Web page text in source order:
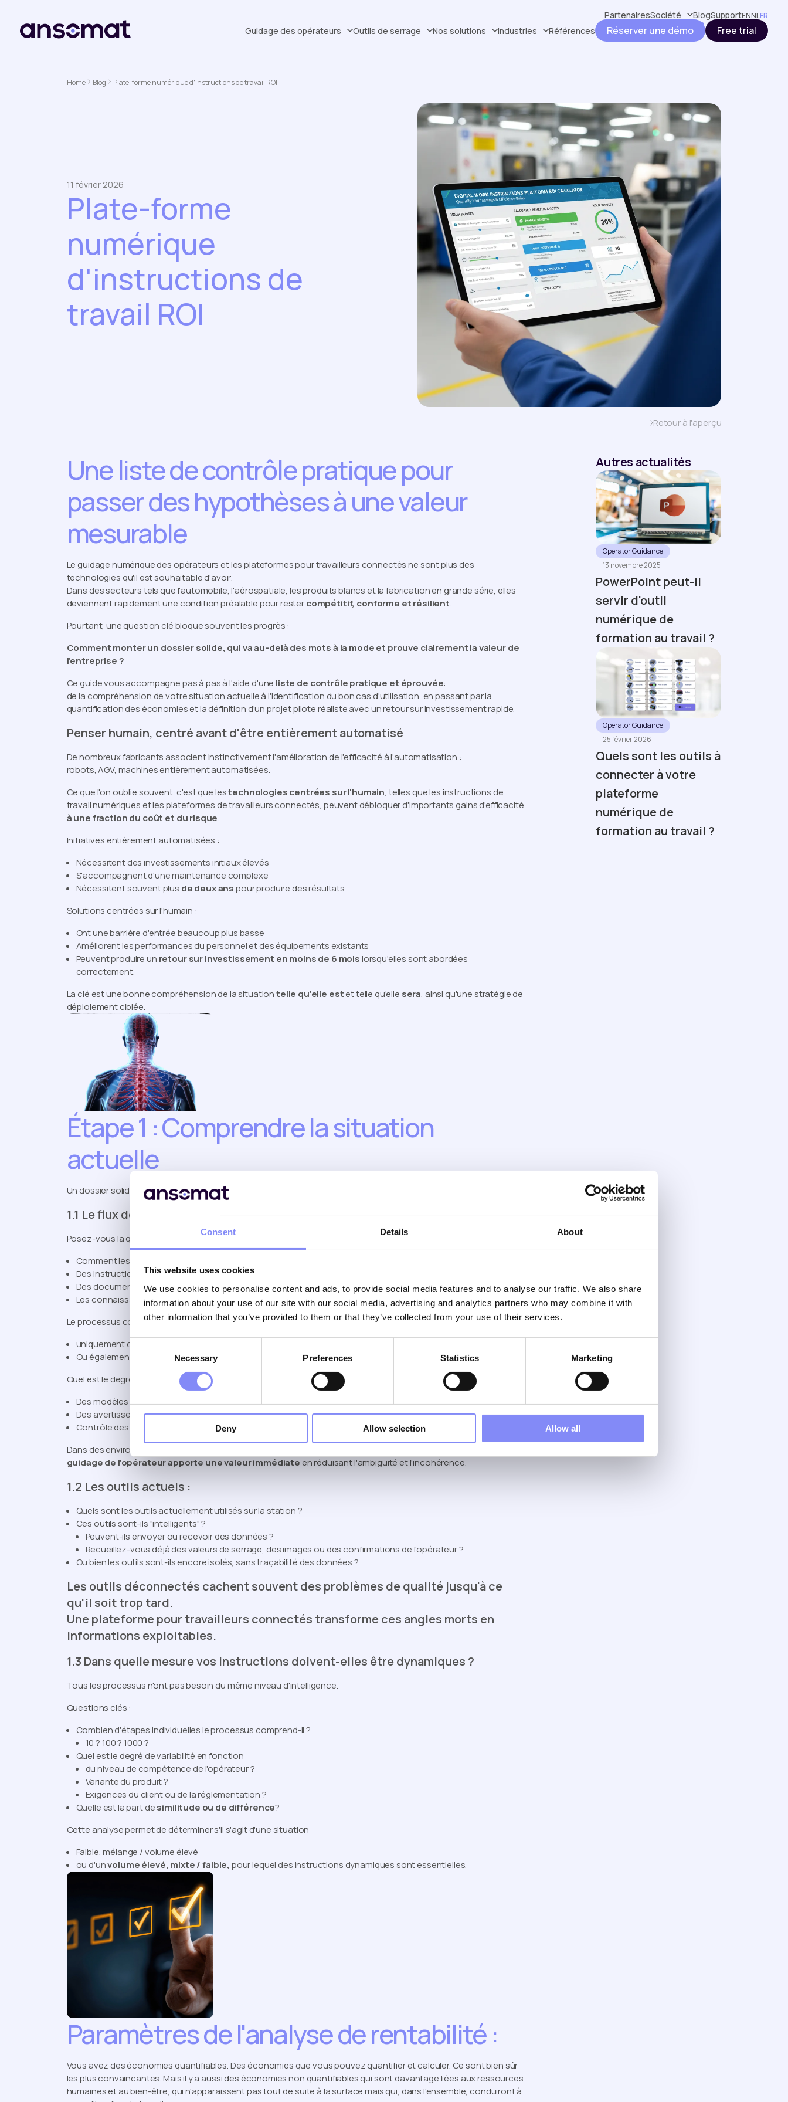
Consent Details About
This website uses cookies
We use cookies to personalise content and ads, to provide social media features and to analyse our traffic. We also share
information about your use of our site with our social media, advertising and analytics partners who may combine it with
other information that you’ve provided to them or that they’ve collected from your use of their services.
Consent
Selection
Necessary Preferences Statistics Marketing
Deny Allow selection Allow all
PartenairesSociété BlogSupportENNLFR
Guidage des opérateurs Outils de serrage Nos solutions Industries Références Réserver une démo Free trial
Home Blog Plate-forme numérique d'instructions de travail ROI
11 février 2026
Plate-forme
numérique
d'instructions de
travail ROI
Une liste de contrôle pratique pour
passer des hypothèses à une valeur
mesurable
Le guidage numérique des opérateurs et les plateformes pour travailleurs connectés ne sont plus des
technologies qu'il est souhaitable d'avoir.
Dans des secteurs tels que l'automobile, l'aérospatiale, les produits blancs et la fabrication en grande série, elles
deviennent rapidement une condition préalable pour restercompétitif, conforme et résilient.
Pourtant, une question clé bloque souvent les progrès :
Comment monter un dossier solide, qui va au-delà des mots à la mode et prouve clairement la valeur de
l'entreprise ?
Ce guide vous accompagne pas à pas à l'aide d'une liste de contrôle pratique et éprouvée:
de la compréhension de votre situation actuelle à l'identification du bon cas d'utilisation, en passant par la
quantification des économies et la définition d'un projet pilote réaliste avec un retour sur investissement rapide.
Penser humain, centré avant d'être entièrement automatisé
De nombreux fabricants associent instinctivement l'amélioration de l'efficacité à l'automatisation :
robots, AGV, machines entièrement automatisées.
Ce que l'on oublie souvent, c'est que lestechnologies centrées sur l'humain, telles que les instructions de
travail numériques et les plateformes de travailleurs connectés, peuvent débloquer d'importants gains d'efficacité
à une fraction du coût et du risque.
Initiatives entièrement automatisées :
Nécessitent des investissements initiaux élevés
S'accompagnent d'une maintenance complexe
Nécessitent souvent plus de deux anspour produire des résultats
Solutions centrées sur l'humain :
Ont une barrière d'entrée beaucoup plus basse
Améliorent les performances du personnel et des équipements existants
Peuvent produire un retour sur investissement en moins de 6 moislorsqu'elles sont abordées
correctement.
La clé est une bonne compréhension de la situationtelle qu'elle estet telle qu'elle sera, ainsi qu'une stratégie de
déploiement ciblée.
Étape 1 : Comprendre la situation
actuelle
Un dossier solide commence toujours par une évaluation honnête de la
1.1 Le flux de travail actuel :
Posez-vous la question :
Comment les opérateurs effectuent-ils leur travail aujourd'hui ?
Des instructions sur papier ?
Des documents numériques statiques (PDF) ?
Les connaissances sont-elles principalement stockées "dans la tête des gens" ?
Le processus comprend-il :
uniquement des étapes d'assemblage ?
Ou également des contrôles de qualité et des validations en ligne ?
Quel est le degré de standardisation de la configuration ?
Des modèles fixes ?
Des avertissements clairs concernant l'EPI ?
Contrôle des révisions et flux d'approbation ?
Dans des environnements tels que l'aérospatiale, où la variabilité est élevée et la documentation complexe, le
guidage de l'opérateur apporte une valeur immédiate en réduisant l'ambiguïté et l'incohérence.
1.2 Les outils actuels :
Quels sont les outils actuellement utilisés sur la station ?
Ces outils sont-ils "intelligents" ?
Peuvent-ils envoyer ou recevoir des données ?
Recueillez-vous déjà des valeurs de serrage, des images ou des confirmations de l'opérateur ?
Ou bien les outils sont-ils encore isolés, sans traçabilité des données ?
Les outils déconnectés cachent souvent des problèmes de qualité jusqu'à ce
qu'il soit trop tard.
Une plateforme pour travailleurs connectés transforme ces angles morts en
informations exploitables.
1.3 Dans quelle mesure vos instructions doivent-elles être dynamiques ?
Tous les processus n'ont pas besoin du même niveau d'intelligence.
Questions clés :
Combien d'étapes individuelles le processus comprend-il ?
10 ? 100 ? 1000 ?
Quel est le degré de variabilité en fonction
du niveau de compétence de l'opérateur ?
Variante du produit ?
Exigences du client ou de la réglementation ?
Quelle est la part desimilitude ou de différence?
Cette analyse permet de déterminer s'il s'agit d'une situation
Faible, mélange / volume élevé
ou d'unvolume élevé, mixte / faible, pour lequel des instructions dynamiques sont essentielles.
Paramètres de l'analyse de rentabilité :
Vous avez des économies quantifiables. Des économies que vous pouvez quantifier et calculer. Ce sont bien sûr
les plus convaincantes. Mais il y a aussi des économies non quantifiables qui sont davantage liées aux ressources
humaines et au bien-être, qui n'apparaissent pas tout de suite à la surface mais qui, dans l'ensemble, conduiront à
Retour à l'aperçu
Autres actualités
Operator Guidance
13 novembre 2025
PowerPoint peut-il
servir d'outil
numérique de
formation au travail ?
Operator Guidance
25 février 2026
Quels sont les outils à
connecter à votre
plateforme
numérique de
formation au travail ?